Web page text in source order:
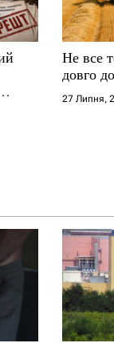
Не все
довго
27 Липня,